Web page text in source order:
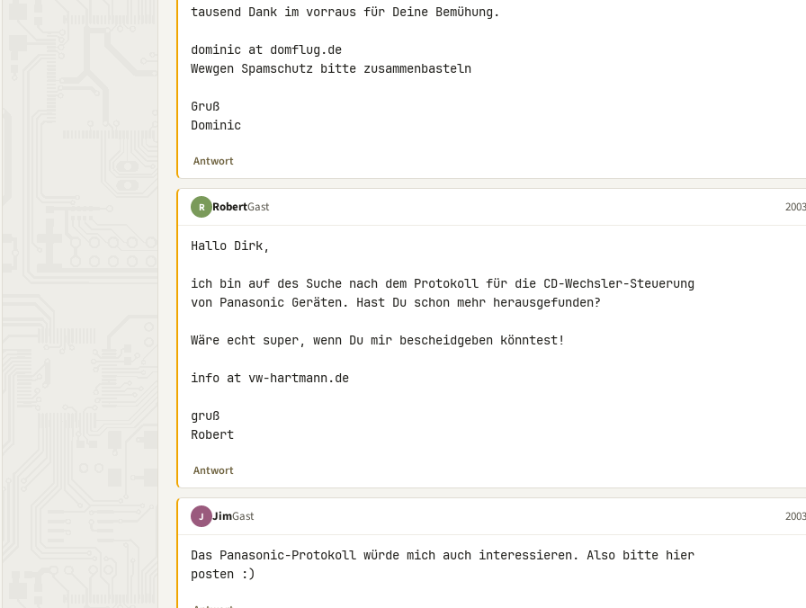
tausend Dank im vorraus für Deine Bemühung.
dominic at domflug.de
Wewgen Spamschutz bitte zusammenbasteln
Gruß
Dominic
Antwort
R RobertGast
Hallo Dirk,
ich bin auf des Suche nach dem Protokoll für die CD-Wechsler-Steuerung
von Panasonic Geräten. Hast Du schon mehr herausgefunden?
Wäre echt super, wenn Du mir bescheidgeben könntest!
info at vw-hartmann.de
gruß
Robert
Antwort
J JimGast
Das Panasonic-Protokoll würde mich auch interessieren. Also bitte hier
posten :)